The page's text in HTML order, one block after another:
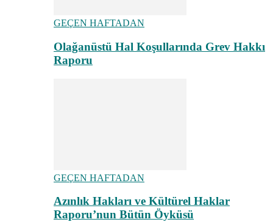
GEÇEN HAFTADAN
Olağanüstü Hal Koşullarında Grev Hakkı
Raporu
GEÇEN HAFTADAN
Azınlık Hakları ve Kültürel Haklar
Raporu’nun Bütün Öyküsü